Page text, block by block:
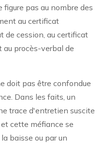
pas au nombre des
au certificat
de cession, au certificat
procès-verbal de
doit pas être confondue
Dans les faits, un
trace d'entretien suscite
cette méfiance se
baisse ou par un